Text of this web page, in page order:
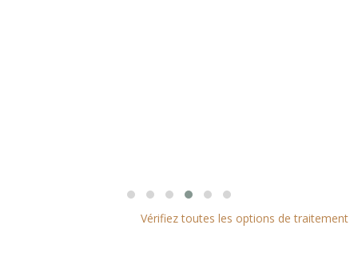
Vérifiez toutes les options de traitement